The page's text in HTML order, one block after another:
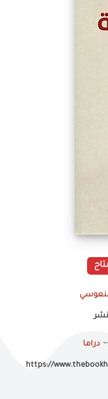
دراما
https://